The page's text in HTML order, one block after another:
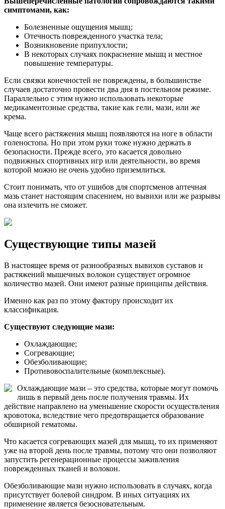
симптомами, как:
Болезненные ощущения мышц;
Отечность поврежденного участка тела;
Возникновение припухлости;
В некоторых случаях покраснение мышц и местное
повышение температуры.
Если связки конечностей не повреждены, в большинстве
случаев достаточно провести два дня в постельном режиме.
Параллельно с этим нужно использовать некоторые
медикаментозные средства, такие как гели, мази, или же
крема.
Чаще всего растяжения мышц появляются на ноге в области
голеностопа. Но при этом руки тоже нужно держать в
безопасности. Прежде всего, это касается довольно
подвижных спортивных игр или деятельности, во время
которой можно не очень удобно приземлиться.
Стоит понимать, что от ушибов для спортсменов аптечная
мазь станет настоящим спасением, но вывихи или же разрывы
она излечить не сможет.
Существующие типы мазей
В настоящее время от разнообразных вывихов суставов и
растяжений мышечных волокон существует огромное
количество мазей. Они имеют разные принципы действия.
Именно как раз по этому фактору происходит их
классификация.
Существуют следующие мази:
Охлаждающие;
Согревающие;
Обезболивающие;
Противовоспалительные (комплексные).
Охлаждающие мази – это средства, которые могут помочь
лишь в первый день после получения травмы. Их
действие направлено на уменьшение скорости осуществления
кровотока, вследствие чего предотвращается образование
обширной гематомы.
Что касается согревающих мазей для мышц, то их применяют
уже на второй день после травмы, потому что они позволяют
запустить регенерационные процессы заживления
поврежденных тканей и волокон.
Обезболивающие мази нужно использовать в случаях, когда
присутствует болевой синдром. В иных ситуациях их
применение является безосновательным.